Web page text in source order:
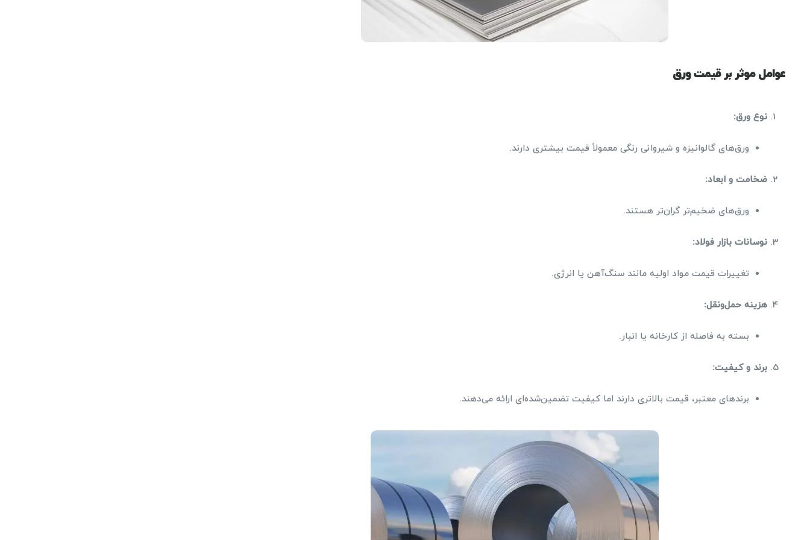
عوامل موثر بر قیمت ورق
نوع ورق:
ورق‌های گالوانیزه و شیروانی رنگی معمولاً قیمت بیشتری دارند.
ضخامت و ابعاد:
ورق‌های ضخیم‌تر گران‌تر هستند.
نوسانات بازار فولاد:
تغییرات قیمت مواد اولیه مانند سنگ‌آهن یا انرژی.
هزینه حمل‌ونقل:
بسته به فاصله از کارخانه یا انبار.
برند و کیفیت:
برندهای معتبر، قیمت بالاتری دارند اما کیفیت تضمین‌شده‌ای ارائه می‌دهند.